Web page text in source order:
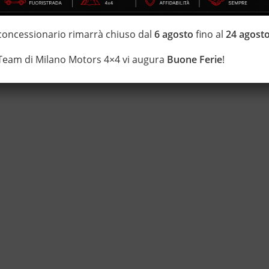
della garanzia con i leader del mercato ”Opteven” e
Numeri Uno Nei Fuoristrada con un’ esposizione da più di
rimarrà chiuso dal6 agosto fino al24
di Milano Motors 4×4 vi augura Buone Ferie!